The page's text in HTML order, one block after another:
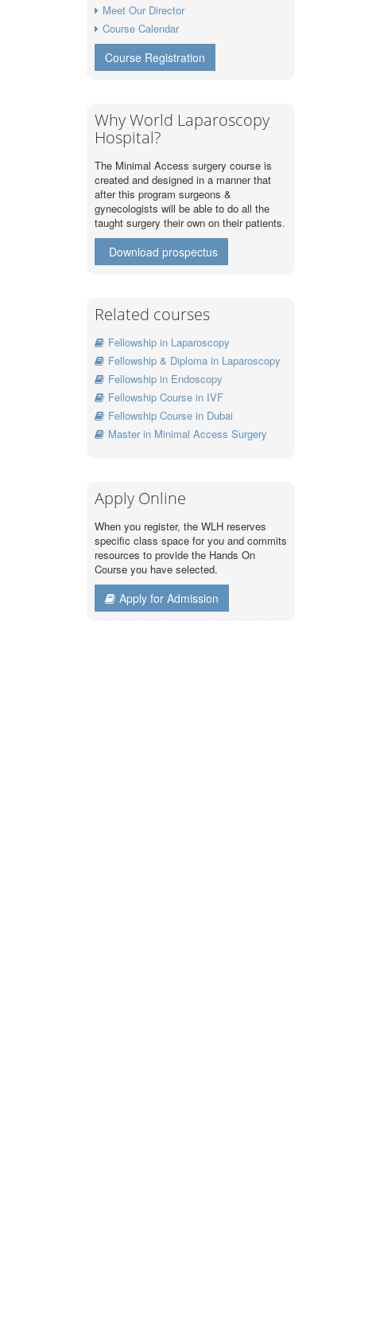
Meet Our Director
Course Calendar
Course Registration
Why World Laparoscopy
Hospital?
The Minimal Access surgery course is
created and designed in a manner that
after this program surgeons &
gynecologists will be able to do all the
taught surgery their own on their patients.
Download prospectus
Related courses
Fellowship in Laparoscopy
Fellowship & Diploma in Laparoscopy
Fellowship in Endoscopy
Fellowship Course in IVF
Fellowship Course in Dubai
Master in Minimal Access Surgery
Apply Online
When you register, the WLH reserves
specific class space for you and commits
resources to provide the Hands On
Course you have selected.
Apply for Admission